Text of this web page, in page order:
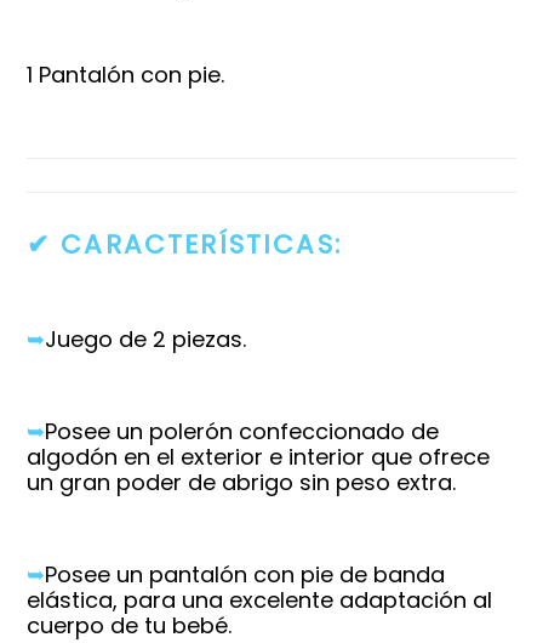
1 Pantalón con pie.
✔ CARACTERÍSTICAS:
➥Juego de 2 piezas.
➥Posee un polerón confeccionado de
algodón en el exterior e interior que ofrece
un gran poder de abrigo sin peso extra.
➥Posee un pantalón con pie de banda
elástica, para una excelente adaptación al
cuerpo de tu bebé.